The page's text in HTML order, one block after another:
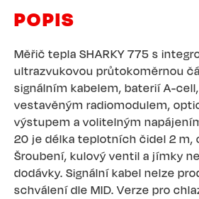
POPIS
Měřič tepla SHARKY 775 s
ultrazvukovou průtokoměrnou
signálním kabelem, baterií A-
vestavěným radiomodulem,
výstupem a volitelným
20 je délka teplotních čidel 2 m,
Šroubení, kulový ventil a jímky
dodávky. Signální kabel nelze
schválení dle MID. Verze pro